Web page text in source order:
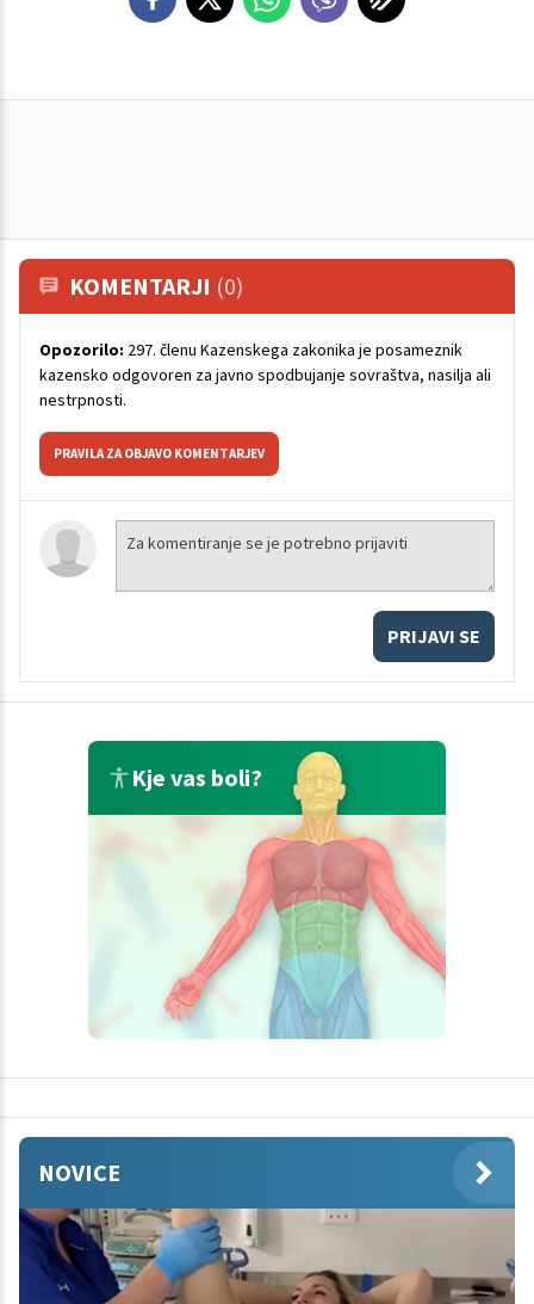
KOMENTARJI (0)
Opozorilo: 297. členu Kazenskega zakonika je posameznik
kazensko odgovoren za javno spodbujanje sovraštva, nasilja ali
nestrpnosti.
PRAVILA ZA OBJAVO KOMENTARJEV
PRIJAVI SE
Kje vas boli?
NOVICE